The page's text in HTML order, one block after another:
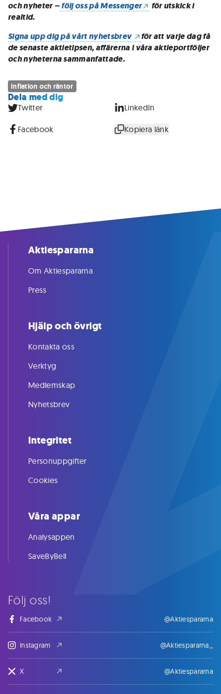
och nyheter –följ oss på Messenger
för utskick i
realtid.
Signa upp dig på vårt nyhetsbrev
för att varje dag få
de senaste aktietipsen, affärerna i våra aktieportföljer
och nyheterna sammanfattade.
Inflation och räntor
Dela med dig
Twitter LinkedIn
Facebook Kopiera länk
Följ oss!
Facebook @Aktiespararna
Instagram @Aktiespararna_
X @Aktiespararna
Aktiespararna
Om Aktiespararna
Press
Hjälp och övrigt
Kontakta oss
Verktyg
Medlemskap
Nyhetsbrev
Integritet
Personuppgifter
Cookies
Våra appar
Analysappen
SaveByBell